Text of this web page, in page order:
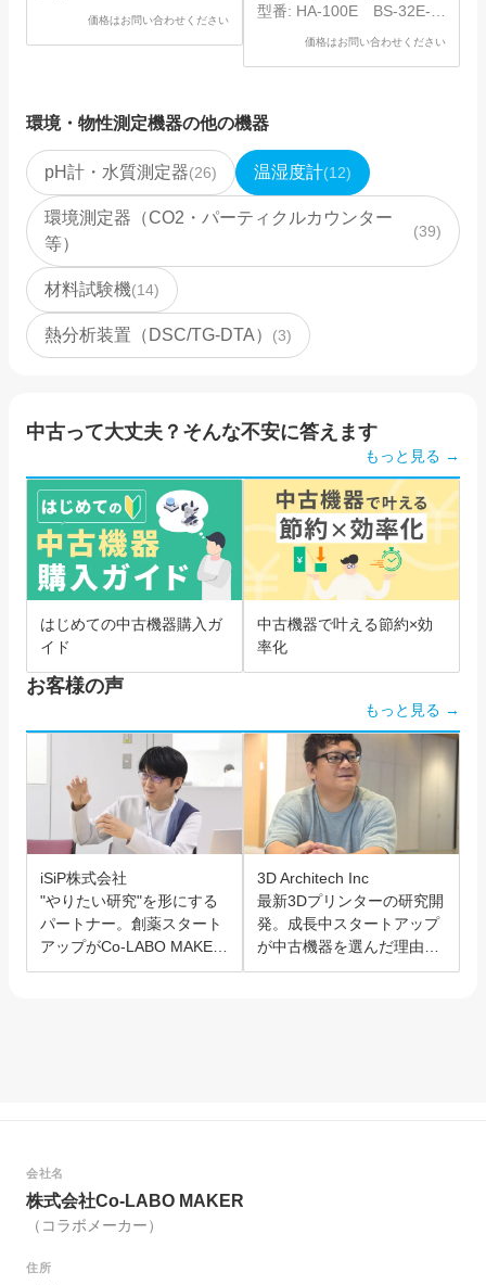
価格はお問い合わせください
一般用温度センサ
型番: HA-100E BS-32E-
030-TC1-ASP
価格はお問い合わせください
環境・物性測定機器の他の機器
pH計・水質測定器(26) 温湿度計(12)
環境測定器（CO2・パーティクルカウンター
等）
(39)
材料試験機(14)
熱分析装置（DSC/TG-DTA） (3)
中古って大丈夫？そんな不安に答えます
もっと見る →
はじめての中古機器購入ガ
イド
中古機器で叶える節約×効
率化
お客様の声
もっと見る →
iSiP株式会社
"やりたい研究"を形にする
パートナー。創薬スタート
アップがCo-LABO MAKER
を選んだ理由。
3D Architech Inc
最新3Dプリンターの研究開
発。成長中スタートアップ
が中古機器を選んだ理由と
は？
会社名
株式会社Co-LABO MAKER
（コラボメーカー）
住所